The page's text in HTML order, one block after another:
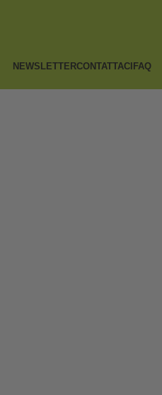
NEWSLETTERCONTATTACIFAQ